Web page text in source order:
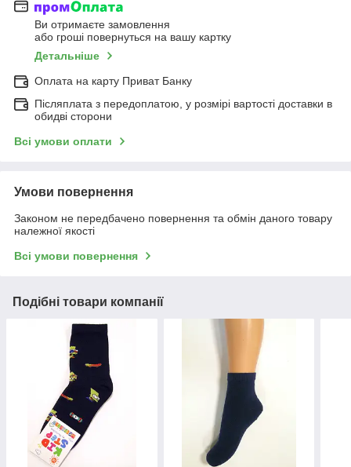
Ви отримаєте замовлення
або гроші повернуться на вашу картку
Детальніше
Оплата на карту Приват Банку
Післяплата з передоплатою, у розмірі вартості доставки в
обидві сторони
Всі умови оплати
Умови повернення
Законом не передбачено повернення та обмін даного товару
належної якості
Всі умови повернення
Подібні товари компанії